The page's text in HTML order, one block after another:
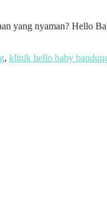
yang nyaman? Hello
, klinik hello baby